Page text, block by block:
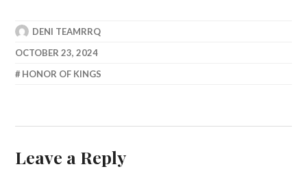
DENI TEAMRRQ
OCTOBER 23, 2024
HONOR OF KINGS
Leave a Reply